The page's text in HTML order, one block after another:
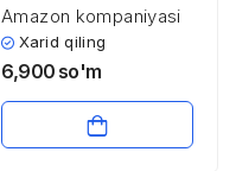
Amazon kompaniyasi
Xarid qiling
6,900 so'm